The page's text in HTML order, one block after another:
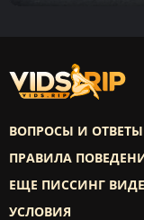
ВОПРОСЫ И ОТВЕТЫ
ПРАВИЛА
ЕЩЕ ПИССИНГ
УСЛОВИЯ